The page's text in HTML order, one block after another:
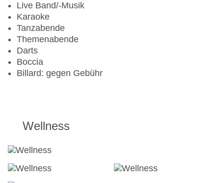
Live Band/-Musik
Karaoke
Tanzabende
Themenabende
Darts
Boccia
Billard: gegen Gebühr
Wellness